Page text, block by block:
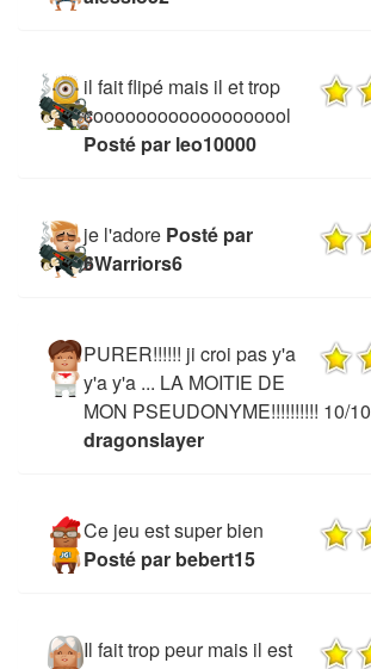
il fait flipé mais il et trop
cooooooooooooooooool
Posté par leo10000
je l'adore Posté par
6Warriors6
PURER!!!!!! ji croi pas y'a
y'a y'a ... LA MOITIE DE
MON PSEUDONYME!!!!!!!!!! 10/10
dragonslayer
Ce jeu est super bien
Posté par bebert15
Il fait trop peur mais il est